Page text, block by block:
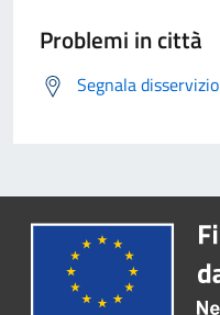
Problemi in città
Segnala disservizio